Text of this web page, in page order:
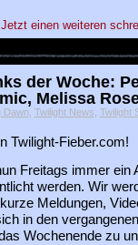
einen weiteren
der Woche:
Melissa
Dawn, Twilight News Twilight
Twilight-Fieber.com!
Freitags immer ein
werden. Wir
Meldungen,
in den
Wochenende zu